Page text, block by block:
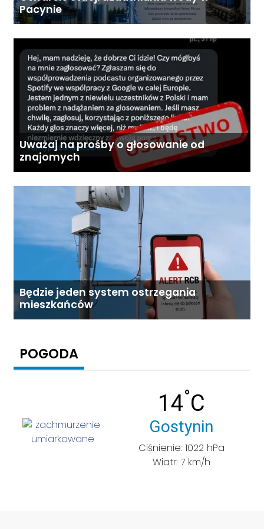
Pacynie
Uważaj na prośby o głosowanie od
znajomych
Będzie jeden system ostrzegania
mieszkańców
POGODA
14°C
Miasto:
Gostynin
Ciśnienie: 1022 hPa
Wiatr: 7 km/h